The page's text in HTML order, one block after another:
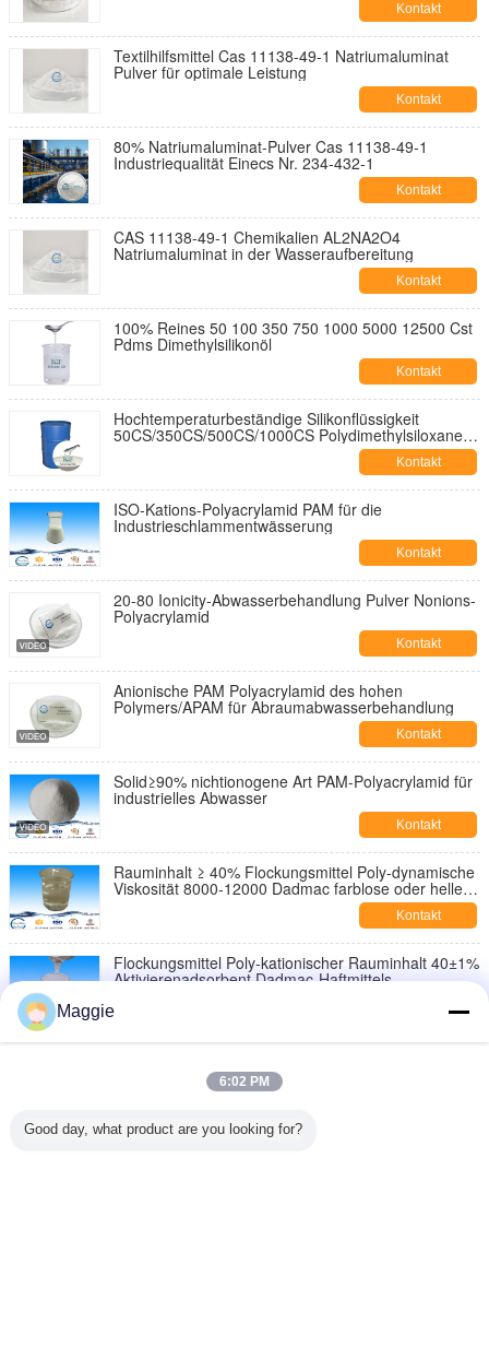
Kontakt
Textilhilfsmittel Cas 11138-49-1 Natriumaluminat
Pulver für optimale Leistung
Kontakt
80% Natriumaluminat-Pulver Cas 11138-49-1
Industriequalität Einecs Nr. 234-432-1
Kontakt
CAS 11138-49-1 Chemikalien AL2NA2O4
Natriumaluminat in der Wasseraufbereitung
Kontakt
100% Reines 50 100 350 750 1000 5000 12500 Cst
Pdms Dimethylsilikonöl
Kontakt
Hochtemperaturbeständige Silikonflüssigkeit
50CS/350CS/500CS/1000CS Polydimethylsiloxanen
Kontakt
ISO-Kations-Polyacrylamid PAM für die
Industrieschlammentwässerung
Kontakt
20-80 Ionicity-Abwasserbehandlung Pulver Nonions-
Polyacrylamid
Kontakt
Anionische PAM Polyacrylamid des hohen
Polymers/APAM für Abraumabwasserbehandlung
Kontakt
Solid≥90% nichtionogene Art PAM-Polyacrylamid für
industrielles Abwasser
Kontakt
Rauminhalt ≥ 40% Flockungsmittel Poly-dynamische
Viskosität 8000-12000 Dadmac farblose oder helle
Kontakt
Flockungsmittel Poly-kationischer Rauminhalt 40±1%
Aktivierenadsorbent Dadmac-Haftmittels
Dadmac-Haftmittel-Rauminhalt 40±1%
Kationisches Aktivierenadsorbent Poly-diallyl
Maggie
6:02 PM
Good day, what product are you looking for?